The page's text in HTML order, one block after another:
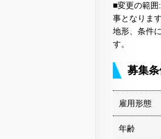
■変更の範囲
事となります
地形、条件
す。
募集
雇用形態
年齢